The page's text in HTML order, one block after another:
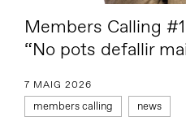
Members Calling
“No pots defallir
7 MAIG 2026
members calling news